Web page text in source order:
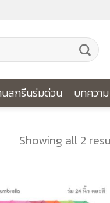
นสกรีนร่มด่วน บทความ
Showing all 2